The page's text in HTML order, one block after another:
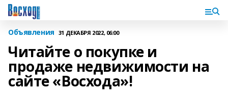
Объявления 31 ДЕКАБРЯ 2022, 06:00
Читайте о покупке и
продаже недвижимости на
сайте «Восхода»!